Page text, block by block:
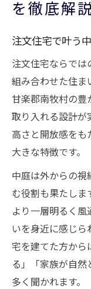
を徹底解
注文住宅で叶う
注文住宅ならで
組み合わせた住ま
甘楽郡南牧村の豊
取り入れる設計が
高さと開放感をも
大きな特徴です。
中庭は外からの
む役割も果たしま
より一層明るく
いを身近に感じ
宅を建てた方から
る」「家族が自
多く聞かれます。